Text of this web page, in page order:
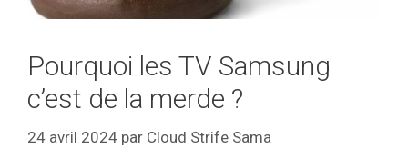
Pourquoi les TV Samsung
c’est de la merde ?
24 avril 2024 par Cloud Strife Sama